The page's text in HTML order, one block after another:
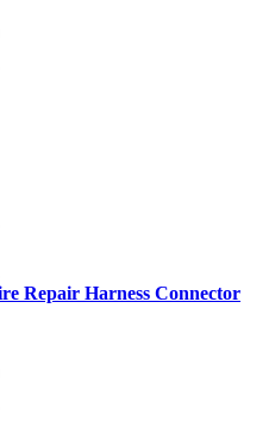
Repair Harness Connector